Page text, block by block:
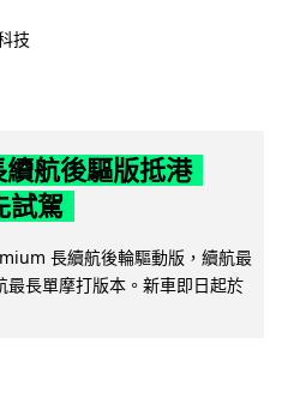
技
航後驅版抵港
試駕
長續航後輪驅動版，續航最
長單摩打版本。新車即日起於